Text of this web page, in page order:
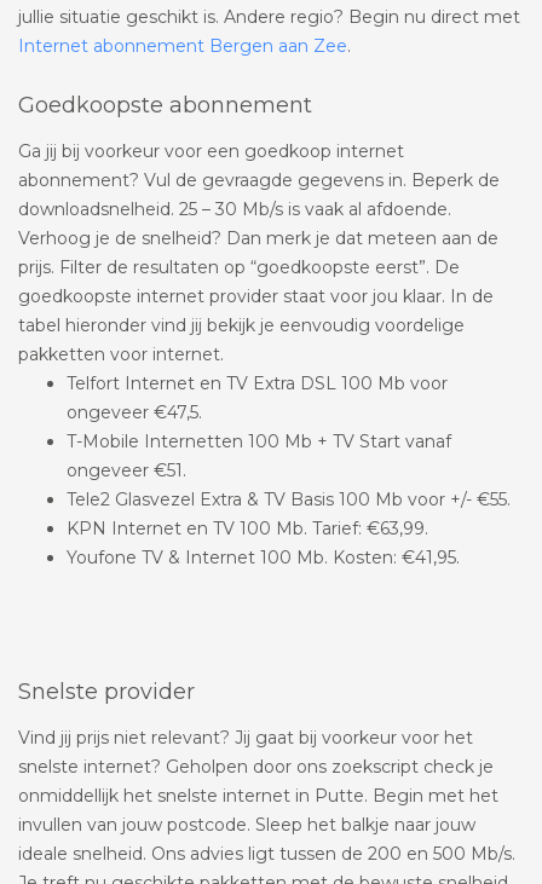
jullie situatie geschikt is. Andere regio? Begin nu direct met
Internet abonnement Bergen aan Zee.
Goedkoopste abonnement
Ga jij bij voorkeur voor een goedkoop internet
abonnement? Vul de gevraagde gegevens in. Beperk de
downloadsnelheid. 25 – 30 Mb/s is vaak al afdoende.
Verhoog je de snelheid? Dan merk je dat meteen aan de
prijs. Filter de resultaten op “goedkoopste eerst”. De
goedkoopste internet provider staat voor jou klaar. In de
tabel hieronder vind jij bekijk je eenvoudig voordelige
pakketten voor internet.
Telfort Internet en TV Extra DSL 100 Mb voor
ongeveer €47,5.
T-Mobile Internetten 100 Mb + TV Start vanaf
ongeveer €51.
Tele2 Glasvezel Extra & TV Basis 100 Mb voor +/- €55.
KPN Internet en TV 100 Mb. Tarief: €63,99.
Youfone TV & Internet 100 Mb. Kosten: €41,95.
Snelste provider
Vind jij prijs niet relevant? Jij gaat bij voorkeur voor het
snelste internet? Geholpen door ons zoekscript check je
onmiddellijk het snelste internet in Putte. Begin met het
invullen van jouw postcode. Sleep het balkje naar jouw
ideale snelheid. Ons advies ligt tussen de 200 en 500 Mb/s.